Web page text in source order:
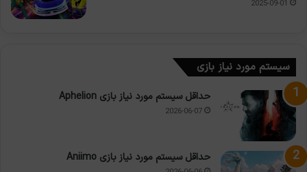
2025-09-01
سیستم مورد نیاز بازی
حداقل سیستم مورد نیاز بازی Aphelion
2026-06-07
حداقل سیستم مورد نیاز بازی Aniimo